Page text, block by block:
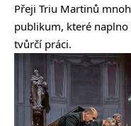
Přeji Triu Martinů
publikum, které
tvůrčí práci.